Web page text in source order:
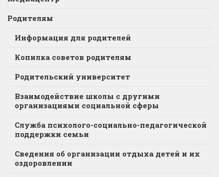
Родителям
Информация для родителей
Копилка советов родителям
Родительский университет
Взаимодействие школы с другими
организациями социальной сферы
Служба психолого-социально-педагогической
поддержки семьи
Сведения об организации отдыха детей и их
оздоровлении